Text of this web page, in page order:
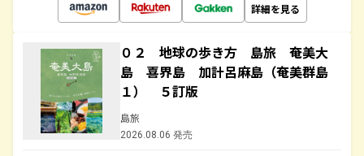
詳細を見る
０２ 地球の歩き方 島旅 奄美大
島 喜界島 加計呂麻島（奄美群島
１） ５訂版
島旅
2026.08.06 発売